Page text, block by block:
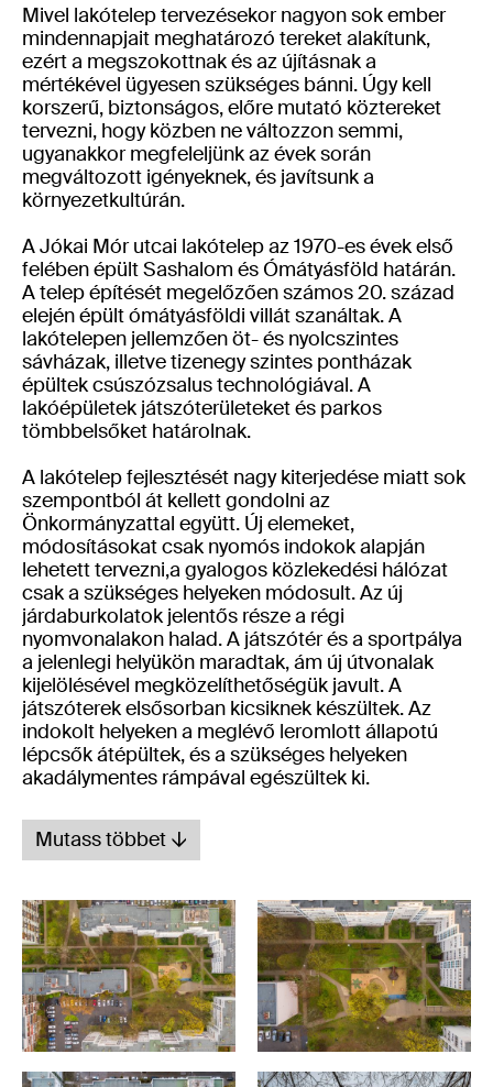
Mivel lakótelep tervezésekor nagyon sok ember
mindennapjait meghatározó tereket alakítunk,
ezért a megszokottnak és az újításnak a
mértékével ügyesen szükséges bánni. Úgy kell
korszerű, biztonságos, előre mutató köztereket
tervezni, hogy közben ne változzon semmi,
ugyanakkor megfeleljünk az évek során
megváltozott igényeknek, és javítsunk a
környezetkultúrán.
A Jókai Mór utcai lakótelep az 1970-es évek első
felében épült Sashalom és Ómátyásföld határán.
A telep építését megelőzően számos 20. század
elején épült ómátyásföldi villát szanáltak. A
lakótelepen jellemzően öt- és nyolcszintes
sávházak, illetve tizenegy szintes pontházak
épültek csúszózsalus technológiával. A
lakóépületek játszóterületeket és parkos
tömbbelsőket határolnak.
A lakótelep fejlesztését nagy kiterjedése miatt sok
szempontból át kellett gondolni az
Önkormányzattal együtt. Új elemeket,
módosításokat csak nyomós indokok alapján
lehetett tervezni,a gyalogos közlekedési hálózat
csak a szükséges helyeken módosult. Az új
járdaburkolatok jelentős része a régi
nyomvonalakon halad. A játszótér és a sportpálya
a jelenlegi helyükön maradtak, ám új útvonalak
kijelölésével megközelíthetőségük javult. A
játszóterek elsősorban kicsiknek készültek. Az
indokolt helyeken a meglévő leromlott állapotú
lépcsők átépültek, és a szükséges helyeken
akadálymentes rámpával egészültek ki.
Mutass többet 4